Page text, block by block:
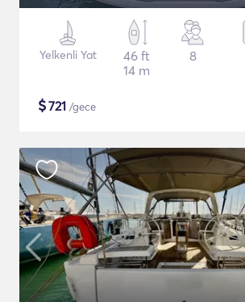
Yelkenli Yat
46 ft
14 m
8
$721 /gece